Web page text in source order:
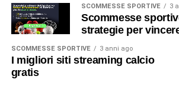
SCOMMESSE SPORTIVE 3
Scommesse
strategie per
SCOMMESSE SPORTIVE 3 anni ago
I migliori siti streaming calcio
gratis